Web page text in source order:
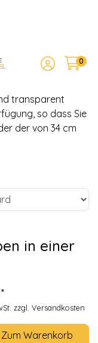
transparent
so dass Sie
der von 34 cm
in einer
zzgl. Versandkosten
Zum Warenkorb